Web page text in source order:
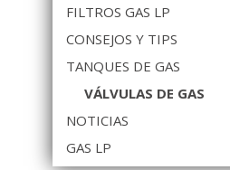
FILTROS GAS LP
CONSEJOS Y TIPS
TANQUES DE GAS
VÁLVULAS DE GAS
NOTICIAS
GAS LP